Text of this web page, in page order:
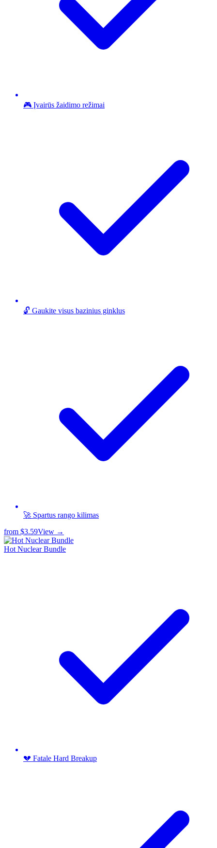
🎮 Įvairūs žaidimo režimai
🔓 Gaukite visus bazinius ginklus
🚀 Spartus rango kilimas
from $3.59View →
Hot Nuclear Bundle
💔 Fatale Hard Breakup